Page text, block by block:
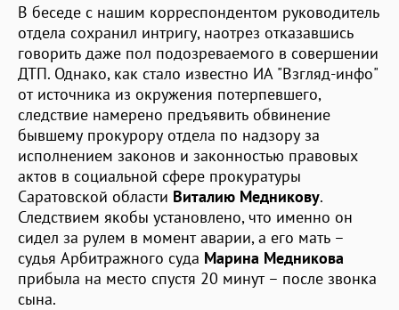
В беседе с нашим корреспондентом руководитель
отдела сохранил интригу, наотрез отказавшись
говорить даже пол подозреваемого в совершении
ДТП. Однако, как стало известно ИА "Взгляд-инфо"
от источника из окружения потерпевшего,
следствие намерено предъявить обвинение
бывшему прокурору отдела по надзору за
исполнением законов и законностью правовых
актов в социальной сфере прокуратуры
Саратовской области Виталию Медникову.
Следствием якобы установлено, что именно он
сидел за рулем в момент аварии, а его мать –
судья Арбитражного суда Марина Медникова
прибыла на место спустя 20 минут – после звонка
сына.